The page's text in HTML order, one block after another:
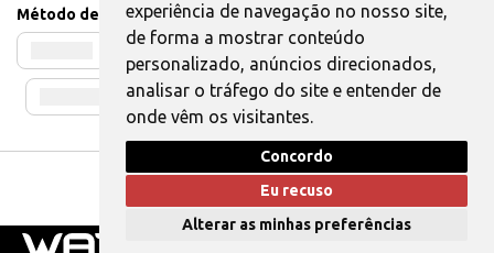
experiência de navegação no nosso site,
de forma a mostrar conteúdo
personalizado, anúncios direcionados,
analisar o tráfego do site e entender de
onde vêm os visitantes.
Concordo
Eu recuso
Alterar as minhas preferências
Método de Envio
Livro de Reclamações | Também pode Elogiar
WATT © 2025. Todos os direitos reservados.